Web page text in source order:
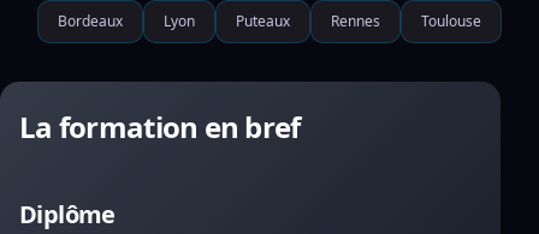
Bordeaux Lyon Puteaux Rennes Toulouse
La formation en bref
Diplôme